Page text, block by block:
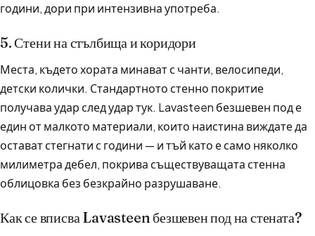
години, дори при интензивна употреба.
5. Стени на стълбища и коридори
Места, където хората минават с чанти, велосипеди,
детски колички. Стандартното стенно покритие
получава удар след удар тук. Lavasteen безшевен под е
един от малкото материали, които наистина виждате да
остават стегнати с години — и тъй като е само няколко
милиметра дебел, покрива съществуващата стенна
облицовка без безкрайно разрушаване.
Как се вписва Lavasteen безшевен под на стената?